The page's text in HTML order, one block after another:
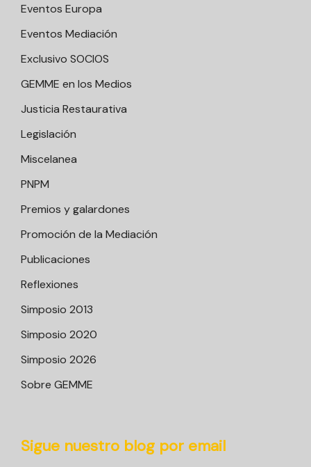
Eventos Europa
Eventos Mediación
Exclusivo SOCIOS
GEMME en los Medios
Justicia Restaurativa
Legislación
Miscelanea
PNPM
Premios y galardones
Promoción de la Mediación
Publicaciones
Reflexiones
Simposio 2013
Simposio 2020
Simposio 2026
Sobre GEMME
Sigue nuestro blog por email